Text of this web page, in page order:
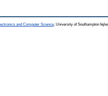
and Computer Science , University of Southampton